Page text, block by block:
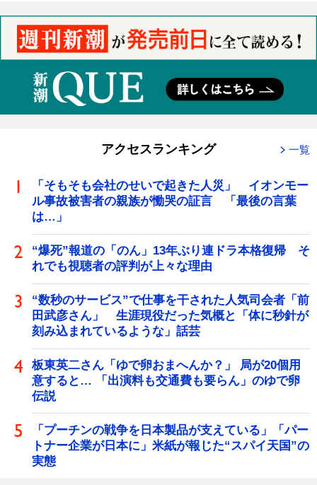
アクセスランキング 一覧
「そもそも会社のせいで起きた人災」 イオンモー
ル事故被害者の親族が慟哭の証言 「最後の言葉
は…」
“爆死”報道の「のん」13年ぶり連ドラ本格復帰 そ
れでも視聴者の評判が上々な理由
“数秒のサービス”で仕事を干された人気司会者「前
田武彦さん」 生涯現役だった気概と「体に秒針が
刻み込まれているような」話芸
板東英二さん「ゆで卵おまへんか？」 局が20個用
意すると… 「出演料も交通費も要らん」のゆで卵
伝説
「プーチンの戦争を日本製品が支えている」「パー
トナー企業が日本に」米紙が報じた“スパイ天国”の
実態